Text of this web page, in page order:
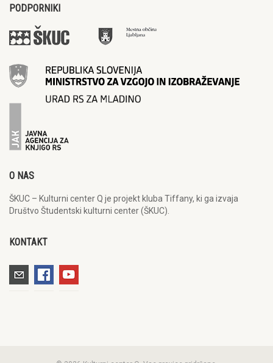
PODPORNIKI
O NAS
ŠKUC – Kulturni center Q je projekt kluba Tiffany, ki ga izvaja
Društvo Študentski kulturni center (ŠKUC).
KONTAKT